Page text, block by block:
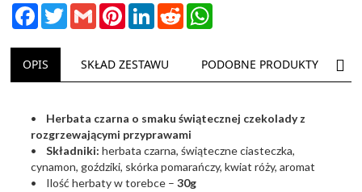
FacebookTwitterGmail PinterestLinkedInReddit
OPIS SKŁAD ZESTAWU PODOBNE PRODUKTY
• Herbata czarna o smaku świątecznej czekolady z
rozgrzewającymi przyprawami
•
Składniki: herbata czarna, świąteczne ciasteczka,
cynamon, goździki, skórka pomarańczy, kwiat róży, aromat
• Ilość herbaty w torebce –30g